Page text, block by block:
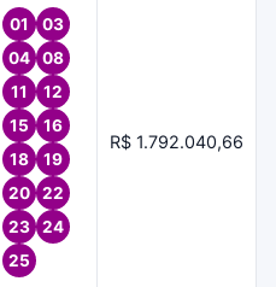
01
03
04
08
11
12
15
16
18
19
20
22
23
24
25
R$ 1.792.040,66